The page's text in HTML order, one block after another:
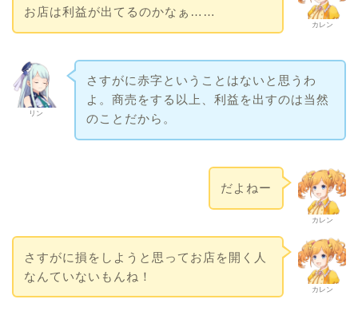
カレン
お店は利益が出てるのかなぁ……
リン
さすがに赤字ということはないと思うわ
よ。商売をする以上、利益を出すのは当然
のことだから。
カレン
だよねー
カレン
さすがに損をしようと思ってお店を開く人
なんていないもんね！